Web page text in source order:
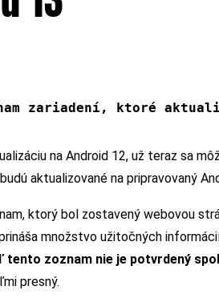
zariadení, ktoré
na Android 12, už teraz sa
aktualizované na pripravovaný
ktorý bol zostavený webovou
množstvo užitočných
tento zoznam nie je potvrdený
presný.